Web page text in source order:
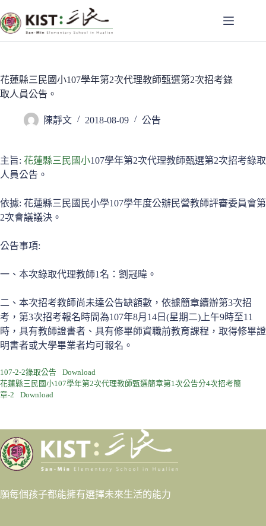
至
主
容
花蓮縣三民國小107學年第2次代理教師甄選第2次招考錄
取人員公告。
陳靜文 2018-08-09 公告
主旨: 花蓮縣三民國小107學年第2次代理教師甄選第2次招考錄取
人員公告。
依據: 花蓮縣三民國民小學107學年度公辦民營教師評審委員會第
2次會議議決。
公告事項:
一、本次錄取代理教師1名：劉冠暐。
二、本次招考教師尚未達公告缺額數，依據簡章續辦第3次招
考，第3次招考報名時間為107年8月14日(星期二)上午9時至11
時，具有教師證書者、具有修畢師資職前教育課程，取得修畢證
明書者或大學畢業者均可報名。
107-2-2錄取公告
Download
花蓮縣三民國小107學年第2次代理教師甄選簡章第1次公告分4次招考簡
章-2
Download
願每個孩子都能擁有選擇未來生活的能力